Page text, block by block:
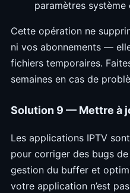
paramètres système
Cette opération ne
ni vos abonnements —
fichiers temporaires.
semaines en cas de
Solution 9 — Mettre à
Les applications IPTV
pour corriger des bugs
gestion du buffer et
votre application n’est